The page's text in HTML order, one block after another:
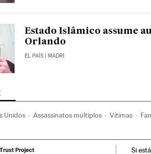
Estado Islâmico assume
Orlando
EL PAÍS | MADRI
Unidos Assassinatos múltiplos Vítimas
Ativismo lgtbiq Si